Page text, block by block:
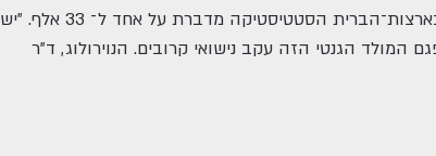
האכרומטופסיה נחשבת לתסמונת נדירה מאוד. בארץ היא מכירה חמש נשים במצבה, בארצות־הברית הסטטיסטיקה מדברת על אחד ל־ 33 אלף. "יש
המולד הגנטי הזה עקב נישואי קרובים. הנוירולוג, ד"ר